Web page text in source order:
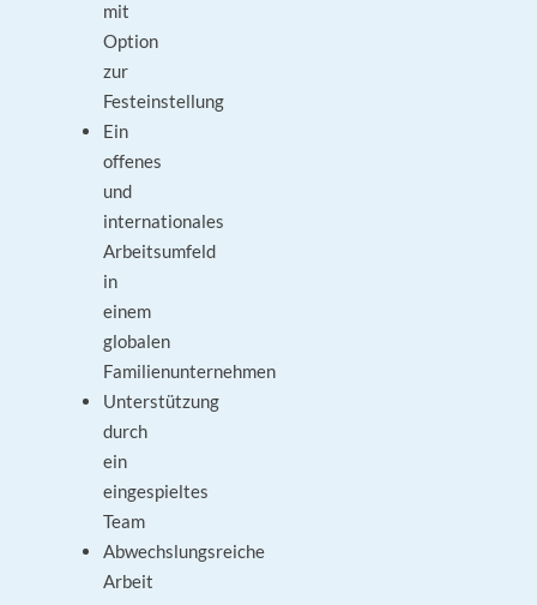
mit
Option
zur
Festeinstellung
Ein
offenes
und
internationales
Arbeitsumfeld
in
einem
globalen
Familienunternehmen
Unterstützung
durch
ein
eingespieltes
Team
Abwechslungsreiche
Arbeit